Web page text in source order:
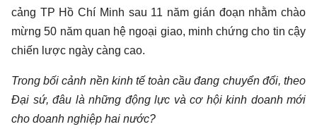
cảng TP Hồ Chí Minh sau 11 năm gián đoạn nhằm chào
mừng 50 năm quan hệ ngoại giao, minh chứng cho tin cậy
chiến lược ngày càng cao.
Trong bối cảnh nền kinh tế toàn cầu đang chuyển đổi, theo
Đại sứ, đâu là những động lực và cơ hội kinh doanh mới
cho doanh nghiệp hai nước?